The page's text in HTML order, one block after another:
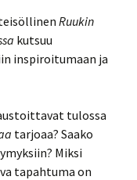
Ruukin
kutsuu
inspiroitumaan ja
tulossa
tarjoaa? Saako
Miksi
tapahtuma on